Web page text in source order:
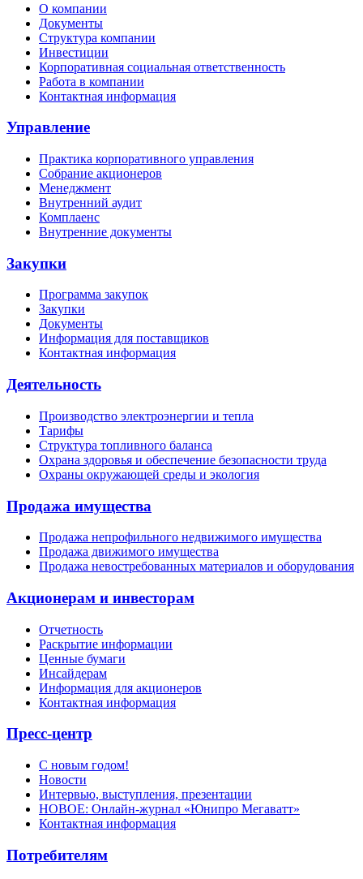
О компании
Документы
Структура компании
Инвестиции
Корпоративная социальная ответственность
Работа в компании
Контактная информация
Управление
Практика корпоративного управления
Собрание акционеров
Менеджмент
Внутренний аудит
Комплаенс
Внутренние документы
Закупки
Программа закупок
Закупки
Документы
Информация для поставщиков
Контактная информация
Деятельность
Производство электроэнергии и тепла
Тарифы
Структура топливного баланса
Охрана здоровья и обеспечение безопасности труда
Охраны окружающей среды и экология
Продажа имущества
Продажа непрофильного недвижимого имущества
Продажа движимого имущества
Продажа невостребованных материалов и оборудования
Акционерам и инвесторам
Отчетность
Раскрытие информации
Ценные бумаги
Инсайдерам
Информация для акционеров
Контактная информация
Пресс-центр
С новым годом!
Новости
Интервью, выступления, презентации
НОВОЕ: Онлайн-журнал «Юнипро Мегаватт»
Контактная информация
Потребителям